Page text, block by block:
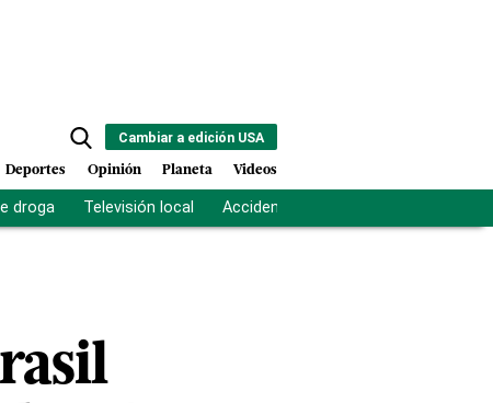
Cambiar a edición USA
Deportes Opinión Planeta Videos
droga Televisión local Accidente Los Ríos